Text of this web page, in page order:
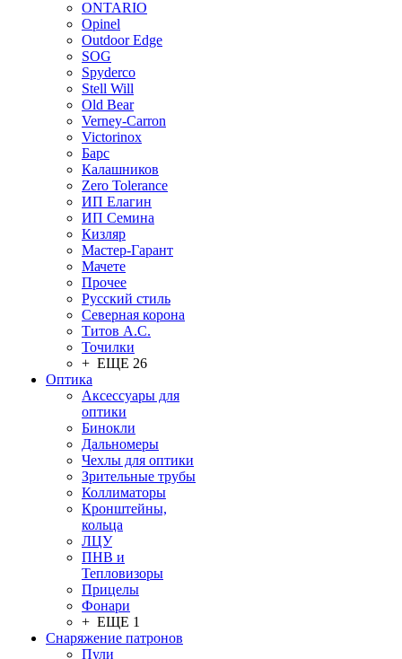
ONTARIO
Opinel
Outdoor Edge
SOG
Spyderco
Stell Will
Old Bear
Verney-Carron
Victorinox
Барс
Калашников
Zero Tolerance
ИП Елагин
ИП Семина
Кизляр
Мастер-Гарант
Мачете
Прочее
Русский стиль
Северная корона
Титов А.С.
Точилки
+ ЕЩЕ 26
Оптика
Аксессуары для
оптики
Бинокли
Дальномеры
Чехлы для оптики
Зрительные трубы
Коллиматоры
Кронштейны,
кольца
ЛЦУ
ПНВ и
Тепловизоры
Прицелы
Фонари
+ ЕЩЕ 1
Снаряжение патронов
Пули